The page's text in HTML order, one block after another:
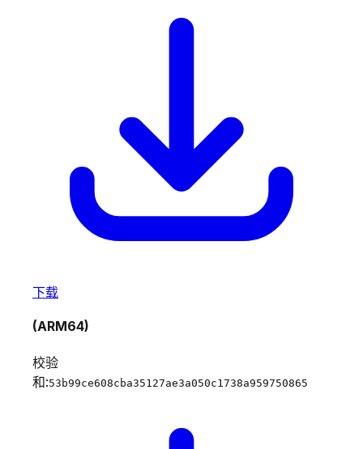
下载
(ARM64)
校验
和:53b99ce608cba35127ae3a050c1738a959750865